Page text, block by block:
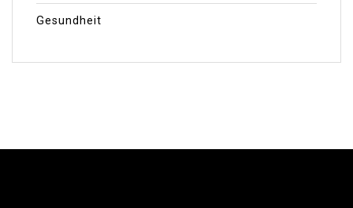
Gesundheit